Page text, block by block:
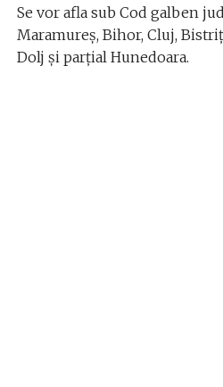
Se vor afla sub Cod galben
Maramureş, Bihor, Cluj,
Dolj şi parţial Hunedoara.